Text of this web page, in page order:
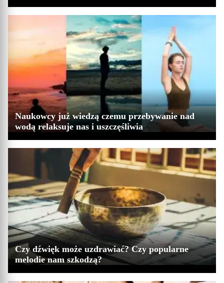
Naukowcy już wiedzą czemu przebywanie nad
wodą relaksuje nas i uszczęśliwia
Czy dźwięk może uzdrawiać? Czy popularne
melodie nam szkodzą?